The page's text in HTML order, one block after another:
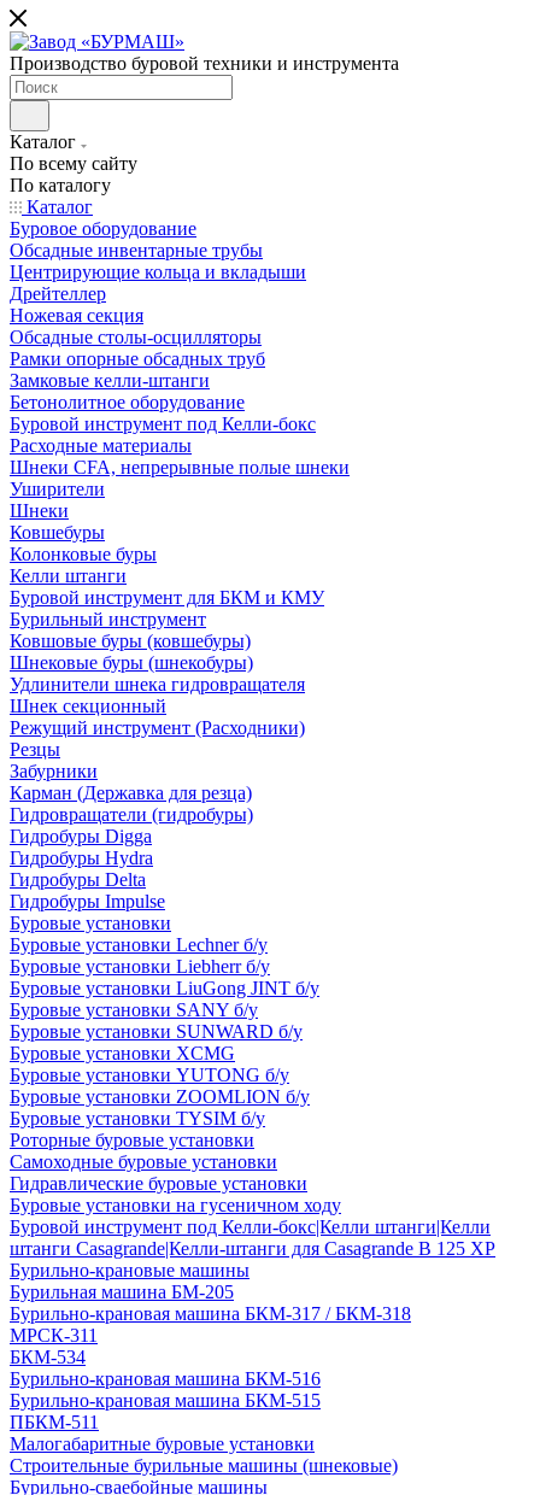
Производство буровой техники и инструмента
Каталог
По всему сайту
По каталогу
Каталог
Буровое оборудование
Обсадные инвентарные трубы
Центрирующие кольца и вкладыши
Дрейтеллер
Ножевая секция
Обсадные столы-осцилляторы
Рамки опорные обсадных труб
Замковые келли-штанги
Бетонолитное оборудование
Буровой инструмент под Келли-бокс
Расходные материалы
Шнеки CFA, непрерывные полые шнеки
Уширители
Шнеки
Ковшебуры
Колонковые буры
Келли штанги
Буровой инструмент для БКМ и КМУ
Бурильный инструмент
Ковшовые буры (ковшебуры)
Шнековые буры (шнекобуры)
Удлинители шнека гидровращателя
Шнек секционный
Режущий инструмент (Расходники)
Резцы
Забурники
Карман (Державка для резца)
Гидровращатели (гидробуры)
Гидробуры Digga
Гидробуры Hydra
Гидробуры Delta
Гидробуры Impulse
Буровые установки
Буровые установки Lechner б/у
Буровые установки Liebherr б/у
Буровые установки LiuGong JINT б/у
Буровые установки SANY б/у
Буровые установки SUNWARD б/у
Буровые установки XCMG
Буровые установки YUTONG б/у
Буровые установки ZOOMLION б/у
Буровые установки TYSIM б/у
Роторные буровые установки
Самоходные буровые установки
Гидравлические буровые установки
Буровые установки на гусеничном ходу
Буровой инструмент под Келли-бокс|Келли штанги|Келли
штанги Casagrande|Келли-штанги для Casagrande B 125 XP
Бурильно-крановые машины
Бурильная машина БМ-205
Бурильно-крановая машина БКМ-317 / БКМ-318
МРСК-311
БКМ-534
Бурильно-крановая машина БКМ-516
Бурильно-крановая машина БКМ-515
ПБКМ-511
Малогабаритные буровые установки
Строительные бурильные машины (шнековые)
Бурильно-сваебойные машины